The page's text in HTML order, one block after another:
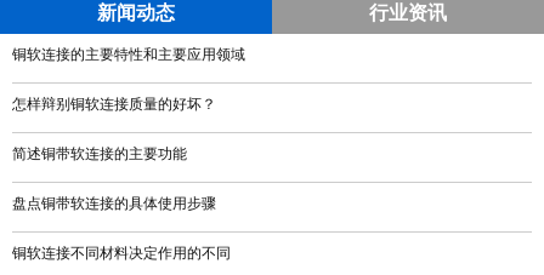
新闻动态 行业资讯
铜软连接的主要特性和主要应用领域
怎样辩别铜软连接质量的好坏？
简述铜带软连接的主要功能
盘点铜带软连接的具体使用步骤
铜软连接不同材料决定作用的不同